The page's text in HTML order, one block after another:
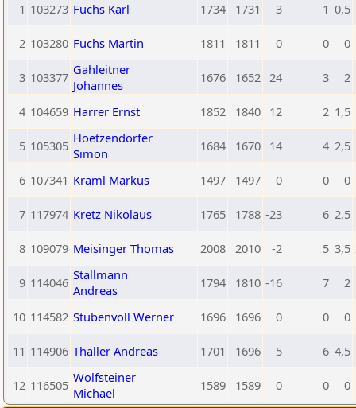
1 103273 Fuchs Karl 1734 1731 3 1 0,5
2 103280 Fuchs Martin 1811 1811 0 0 0
3 103377 Gahleitner
Johannes
1676 1652 24 3 2
4 104659 Harrer Ernst 1852 1840 12 2 1,5
5 105305 Hoetzendorfer
Simon
1684 1670 14 4 2,5
6 107341 Kraml Markus 1497 1497 0 0 0
7 117974 Kretz Nikolaus 1765 1788 -23 6 2,5
8 109079 Meisinger Thomas 2008 2010 -2 5 3,5
9 114046 Stallmann
Andreas
1794 1810 -16 7 2
10 114582 Stubenvoll Werner 1696 1696 0 0 0
11 114906 Thaller Andreas 1701 1696 5 6 4,5
12 116505 Wolfsteiner
Michael
1589 1589 0 0 0